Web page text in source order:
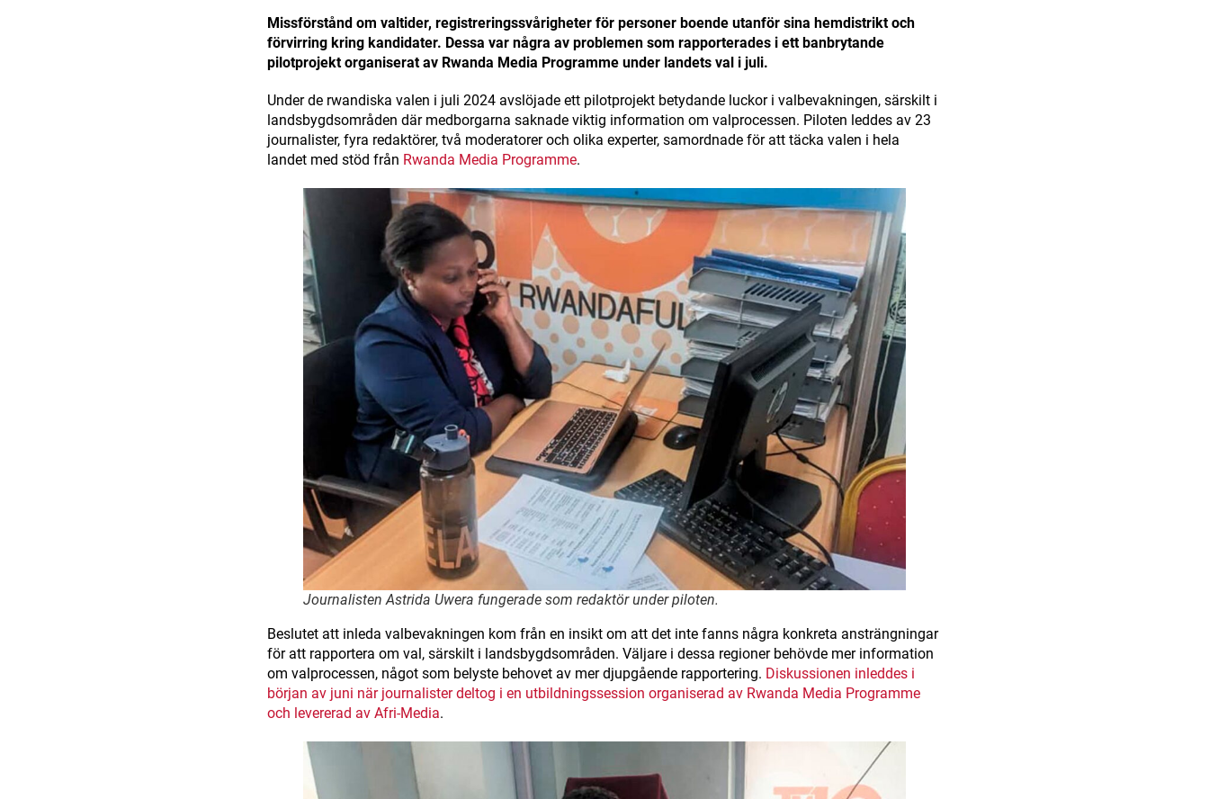
Missförstånd om valtider, registreringssvårigheter för personer boende utanför sina hemdistrikt och
förvirring kring kandidater. Dessa var några av problemen som rapporterades i ett banbrytande
pilotprojekt organiserat av Rwanda Media Programme under landets val i juli.
Under de rwandiska valen i juli 2024 avslöjade ett pilotprojekt betydande luckor i valbevakningen, särskilt i
landsbygdsområden där medborgarna saknade viktig information om valprocessen. Piloten leddes av 23
journalister, fyra redaktörer, två moderatorer och olika experter, samordnade för att täcka valen i hela
landet med stöd från Rwanda Media Programme.
Journalisten Astrida Uwera fungerade som redaktör under piloten.
Beslutet att inleda valbevakningen kom från en insikt om att det inte fanns några konkreta ansträngningar
för att rapportera om val, särskilt i landsbygdsområden. Väljare i dessa regioner behövde mer information
om valprocessen, något som belyste behovet av mer djupgående rapportering. Diskussionen inleddes i
början av juni när journalister deltog i en utbildningssession organiserad av Rwanda Media Programme
och levererad av Afri-Media.